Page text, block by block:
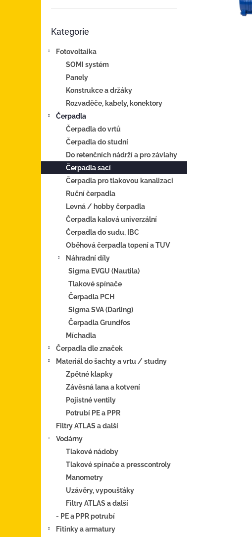
kategorie
Kategorie
Fotovoltaika
SOMI systém
Panely
Konstrukce a držáky
Rozvaděče, kabely, konektory
Čerpadla
Čerpadla do vrtů
Čerpadla do studní
Do retenčních nádrží a pro závlahy
Čerpadla sací
Čerpadla pro tlakovou kanalizaci
Ruční čerpadla
Levná / hobby čerpadla
Čerpadla kalová univerzální
Čerpadla do sudu, IBC
Oběhová čerpadla topení a TUV
Náhradní díly
Sigma EVGU (Nautila)
Tlakové spínače
Čerpadla PCH
Sigma SVA (Darling)
Čerpadla Grundfos
Míchadla
Čerpadla dle značek
Materiál do šachty a vrtu / studny
Zpětné klapky
Závěsná lana a kotvení
Pojistné ventily
Potrubí PE a PPR
Filtry ATLAS a další
Vodárny
Tlakové nádoby
Tlakové spínače a presscontroly
Manometry
Uzávěry, vypoušťáky
Filtry ATLAS a další
- PE a PPR potrubí
Fitinky a armatury